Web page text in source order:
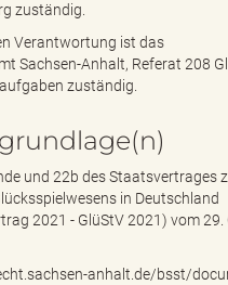
zuständig.
Verantwortung ist das
Sachsen-Anhalt, Referat 208
zuständig.
und 22b des Staatsvertrages
in Deutschland
2021 - GlüStV 2021) vom 29.
anhalt.de/bsst/